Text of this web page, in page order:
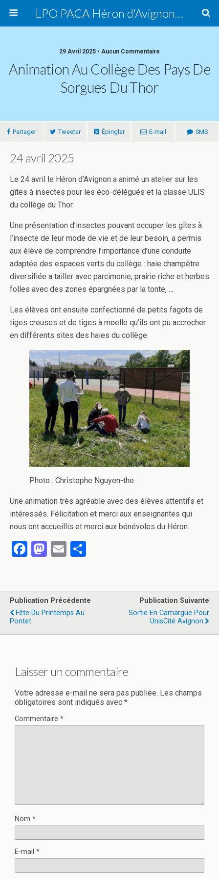
LPO PACA Héron d'Avignon, groupe local
29 Avril 2025 • Aucun Commentaire
Animation Au Collège Des Pays De
Sorgues Du Thor
Partager Tweeter Épingler E-mail SMS
24 avril 2025
Le 24 avril le Héron d’Avignon a animé un atelier sur les
gîtes à insectes pour les éco-délégués et la classe ULIS
du collège du Thor.
Une présentation d’insectes pouvant occuper les gîtes à
l’insecte de leur mode de vie et de leur besoin, a permis
aux élève de comprendre l’importance d’une conduite
adaptée des espaces verts du collège : haie champêtre
diversifiée a tailler avec parcimonie, prairie riche et herbes
folles avec des zones épargnées par la tonte, …
Les élèves ont ensuite confectionné de petits fagots de
tiges creuses et de tiges à moelle qu’ils ont pu accrocher
en différents sites des haies du collège.
Photo : Christophe Nguyen-the
Une animation très agréable avec des élèves attentifs et
intéressés. Félicitation et merci aux enseignantes qui
nous ont accueillis et merci aux bénévoles du Héron.
F
b
o
o
M
o
d
E
g
Publication Précédente
Fête Du Printemps Au
Pontet
Publication Suivante
Sortie En Camargue Pour
UnisCité Avignon
Laisser un commentaire
Votre adresse e-mail ne sera pas publiée. Les champs
obligatoires sont indiqués avec *
Commentaire *
Nom *
E-mail *